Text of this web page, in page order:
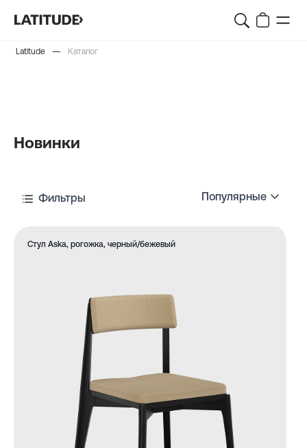
Latitude — Каталог
Новинки
Фильтры Популярные
Стул Aska, рогожка, черный/бежевый